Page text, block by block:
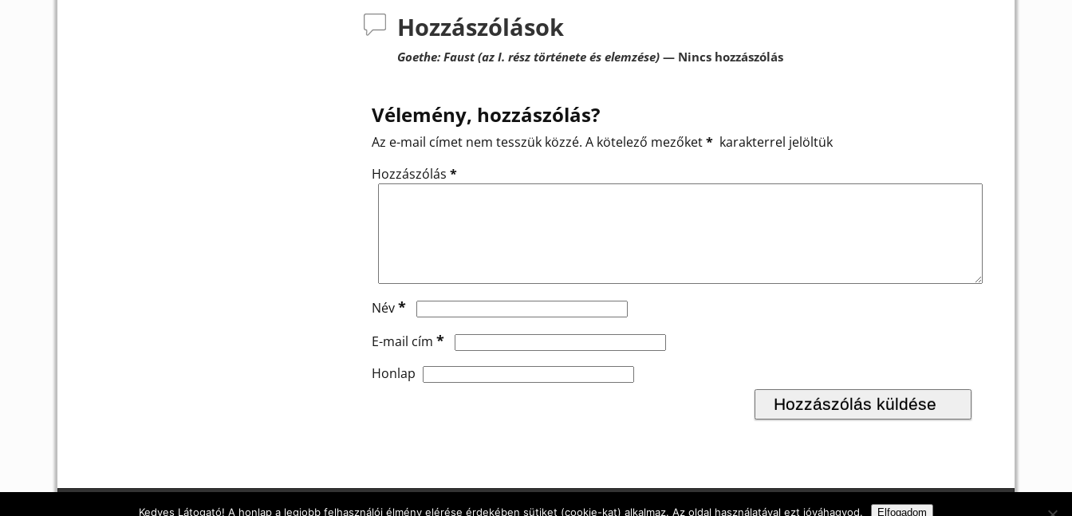
Hozzászólások
Goethe: Faust (az I. rész története és elemzése)— Nincs hozzászólás
Vélemény, hozzászólás?
Az e-mail címet nem tesszük közzé. A kötelező mezőket* karakterrel jelöltük
Hozzászólás *
Név*
E-mail cím *
Honlap
Adatkezelési Tájékoztató Cookie Tájékoztató Jogi nyilatkozat
Kedves Látogató! A honlap a legjobb felhasználói élmény elérése érdekében sütiket (cookie-kat) alkalmaz. Az oldal használatával ezt jóváhagyod. Elfogadom